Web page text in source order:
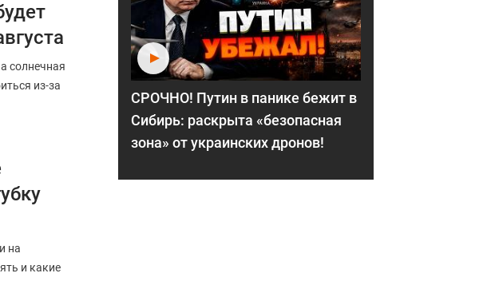
солнечная
из-за
на
и какие
СРОЧНО! Путин в панике бежит в
Сибирь: раскрыта «безопасная
зона» от украинских дронов!